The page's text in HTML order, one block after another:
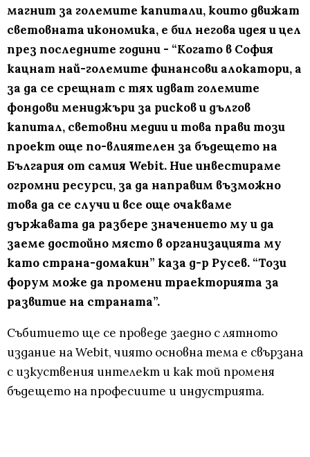
магнит за големите капитали, които движат
световната икономика, е бил негова идея и цел
през последните години - “Kогато в София
кацнат най-големите финансови алокатори, а
за да се срещнат с тях идват големите
фондови мениджъри за рисков и дългов
капитал, световни медии и това прави този
проект още по-влиятелен за бъдещето на
България от самия Webit. Ние инвестираме
огромни ресурси, за да направим възможно
това да се случи и все още очакваме
държавата да разбере значението му и да
заеме достойно място в организацията му
като страна-домакин” каза д-р Русев. “Този
форум може да промени траекторията за
развитие на страната”.
Събитието ще се проведе заедно с лятното
издание на Webit, чиято основна тема е свързана
с изкуствения интелект и как той променя
бъдещето на професиите и индустрията.